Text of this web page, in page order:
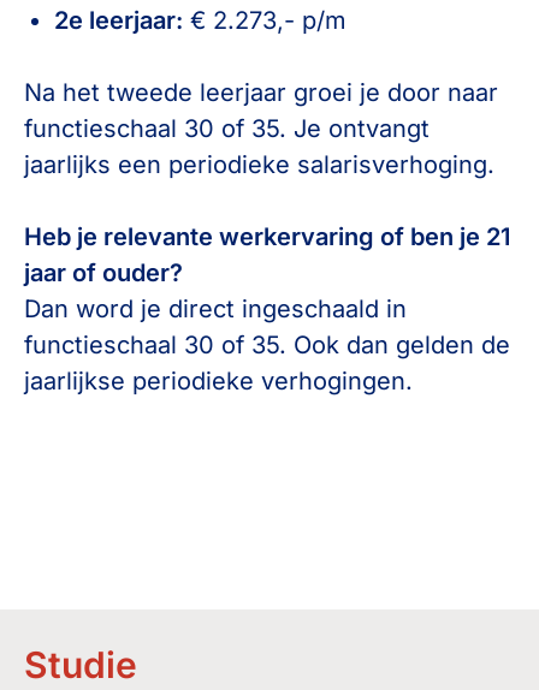
2e leerjaar: € 2.273,- p/m
Na het tweede leerjaar groei je door naar
functieschaal 30 of 35. Je ontvangt
jaarlijks een periodieke salarisverhoging.
Heb je relevante werkervaring of ben je 21
jaar of ouder?
Dan word je direct ingeschaald in
functieschaal 30 of 35. Ook dan gelden de
jaarlijkse periodieke verhogingen.
Studie